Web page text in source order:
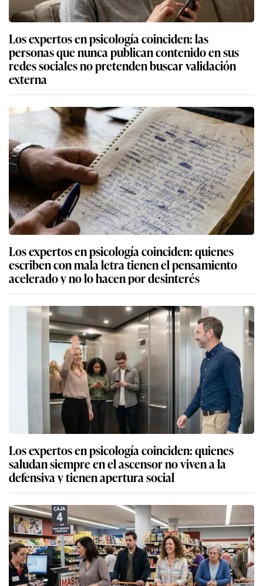
Los expertos en psicología coinciden: las
personas que nunca publican contenido en sus
redes sociales no pretenden buscar validación
externa
Los expertos en psicología coinciden: quienes
escriben con mala letra tienen el pensamiento
acelerado y no lo hacen por desinterés
Los expertos en psicología coinciden: quienes
saludan siempre en el ascensor no viven a la
defensiva y tienen apertura social